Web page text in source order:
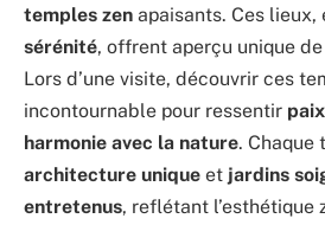
temples zen apaisants. Ces lieux,
sérénité, offrent aperçu unique
Lors d’une visite, découvrir ces
incontournable pour ressentir
harmonie avec la nature. Chaque
architecture unique et jardins
entretenus, reflétant l’esthétique